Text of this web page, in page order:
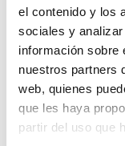
el contenido y los
sociales y
información sobre
nuestros partners
web, quienes
que les haya
partir del uso que
Importante:
(SIN IVA)